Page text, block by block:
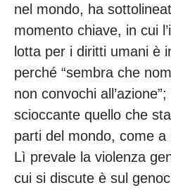
nel mondo, ha
momento chiave, in cui
lotta per i diritti umani è
perché “sembra che
non convochi
scioccante quello che
parti del mondo, come a
Lì prevale la violenza
cui si discute è sul